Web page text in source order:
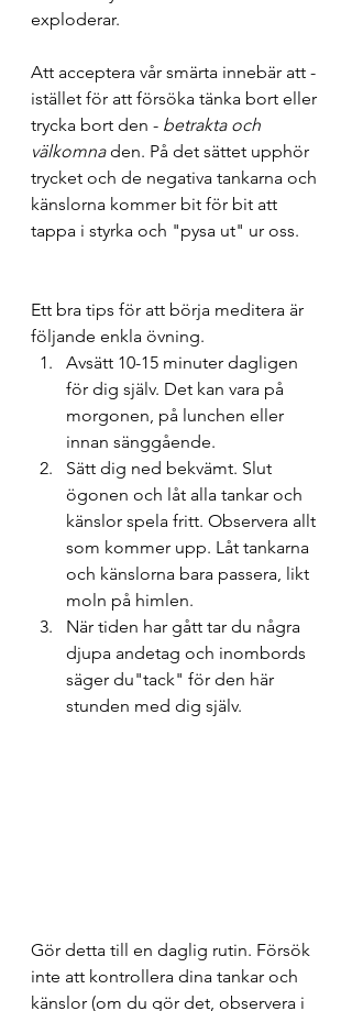
exploderar.
Att acceptera vår smärta innebär att -
istället för att försöka tänka bort eller
trycka bort den - betrakta och
välkomna den. På det sättet upphör
trycket och de negativa tankarna och
känslorna kommer bit för bit att
tappa i styrka och "pysa ut" ur oss.
Ett bra tips för att börja meditera är
följande enkla övning.
Avsätt 10-15 minuter dagligen
för dig själv. Det kan vara på
morgonen, på lunchen eller
innan sänggående.
Sätt dig ned bekvämt. Slut
ögonen och låt alla tankar och
känslor spela fritt. Observera allt
som kommer upp. Låt tankarna
och känslorna bara passera, likt
moln på himlen.
När tiden har gått tar du några
djupa andetag och inombords
säger du"tack" för den här
stunden med dig själv.
Gör detta till en daglig rutin. Försök
inte att kontrollera dina tankar och
känslor (om du gör det, observera i